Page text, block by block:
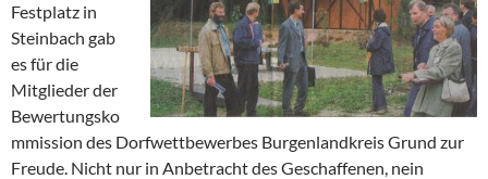
Festplatz in
Steinbach gab
es für die
Mitglieder der
Bewertungsko
mmission des Dorfwettbewerbes Burgenlandkreis Grund zur
Freude. Nicht nur in Anbetracht des Geschaffenen, nein